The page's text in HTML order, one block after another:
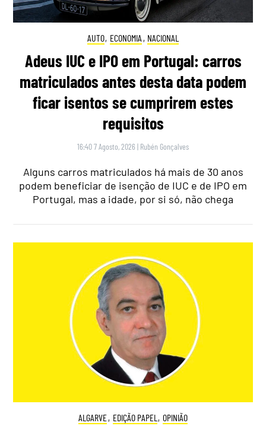
AUTO, ECONOMIA , NACIONAL
Adeus IUC e IPO em Portugal: carros
matriculados antes desta data podem
ficar isentos se cumprirem estes
requisitos
16:40 7 Agosto, 2026 | Rubén Gonçalves
Alguns carros matriculados há mais de 30 anos
podem beneficiar de isenção de IUC e de IPO em
Portugal, mas a idade, por si só, não chega
ALGARVE, EDIÇÃO PAPEL , OPINIÃO